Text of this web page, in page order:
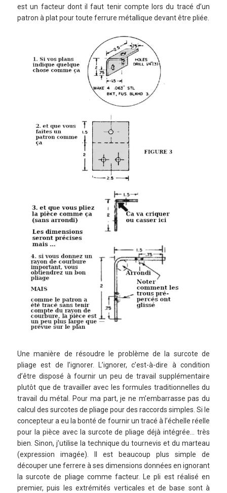
est un facteur dont il faut tenir compte lors du tracé d’un
patron à plat pour toute ferrure métallique devant être pliée.
Une manière de résoudre le problème de la surcote de
pliage est de l’ignorer. L’ignorer, c’est-à-dire à condition
d’être disposé à fournir un peu de travail supplémentaire
plutôt que de travailler avec les formules traditionnelles du
travail du métal. Pour ma part, je ne m’embarrasse pas du
calcul des surcotes de pliage pour des raccords simples. Si le
concepteur a eu la bonté de fournir un tracé à l’échelle réelle
pour la pièce avec la surcote de pliage déjà intégrée… très
bien. Sinon, j’utilise la technique du tournevis et du marteau
(expression imagée). Il est beaucoup plus simple de
découper une ferrere à ses dimensions données en ignorant
la surcote de pliage comme facteur. Le pli est réalisé en
premier, puis les extrémités verticales et de base sont à